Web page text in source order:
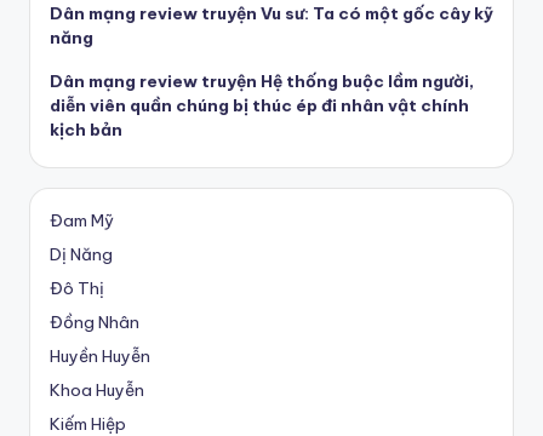
Dân mạng review truyện Vu sư: Ta có một gốc cây kỹ
năng
Dân mạng review truyện Hệ thống buộc lầm người,
diễn viên quần chúng bị thúc ép đi nhân vật chính
kịch bản
Đam Mỹ
Dị Năng
Đô Thị
Đồng Nhân
Huyền Huyễn
Khoa Huyễn
Kiếm Hiệp